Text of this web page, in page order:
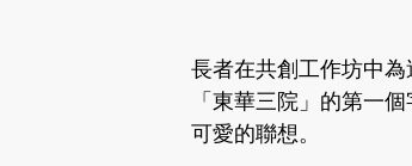
長者在共創工作坊中
「東華三院」的第一
可愛的聯想。